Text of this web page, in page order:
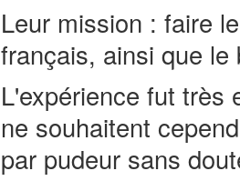
Leur mission : faire
français, ainsi que
L'expérience fut très
ne souhaitent
par pudeur sans